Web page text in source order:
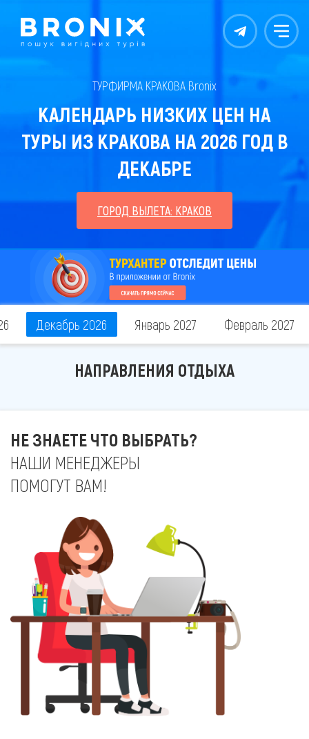
Контакты Меню
ТУРФИРМА КРАКОВА Bronix
КАЛЕНДАРЬ НИЗКИХ ЦЕН НА
ТУРЫ ИЗ КРАКОВА НА 2026 ГОД В
ДЕКАБРЕ
ГОРОД ВЫЛЕТА: КРАКОВ
Декабрь 2026 Январь 2027 Февраль 2027
НАПРАВЛЕНИЯ ОТДЫХА
НЕ ЗНАЕТЕ ЧТО ВЫБРАТЬ?
НАШИ МЕНЕДЖЕРЫ
ПОМОГУТ ВАМ!